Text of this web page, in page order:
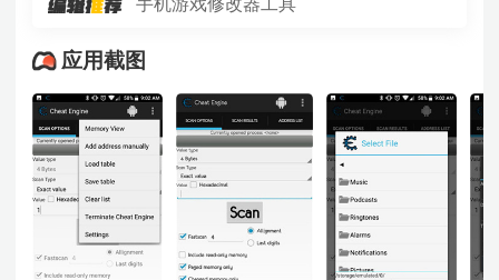
应用截图